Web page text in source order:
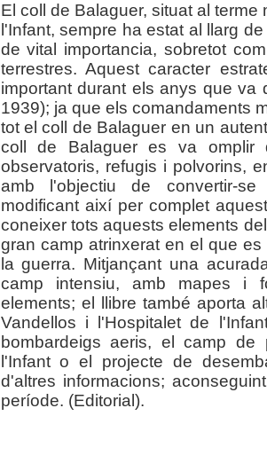
El coll de Balaguer, situat al
l'Infant, sempre ha estat al llarg
de vital importancia, sobretot
terrestres. Aquest caracter
important durant els anys que va
1939); ja que els comandaments
tot el coll de Balaguer en un
coll de Balaguer es va omplir
observatoris, refugis i polvorins,
amb l'objectiu de convertir-
modificant així per complet
coneixer tots aquests elements
gran camp atrinxerat en el que
la guerra. Mitjançant una
camp intensiu, amb mapes i
elements; el llibre també aporta
Vandellos i l'Hospitalet de
bombardeigs aeris, el camp
l'Infant o el projecte de
d'altres informacions;
període. (Editorial).